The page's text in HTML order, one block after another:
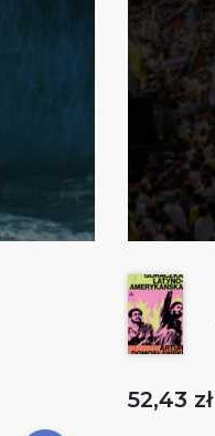
52,43 zł